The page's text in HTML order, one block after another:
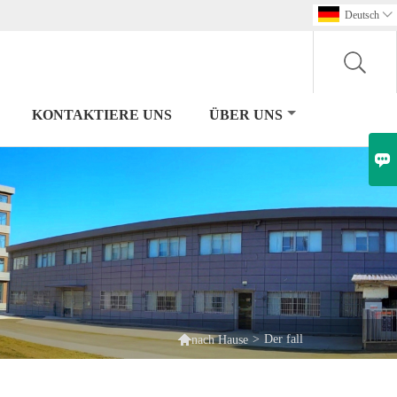
Deutsch 
KONTAKTIERE UNS ÜBER UNS
nach Hause > Der fall
